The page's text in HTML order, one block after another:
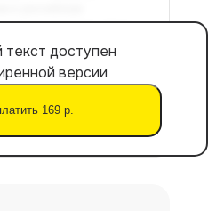
текст доступен
версии
169 р.